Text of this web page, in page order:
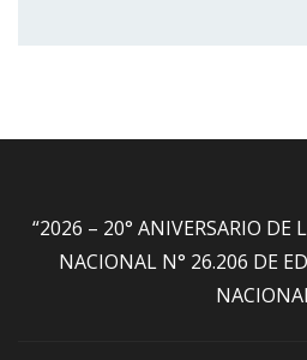
“2026 – 20° ANIVERSARIO DE
NACIONAL N° 26.206 DE